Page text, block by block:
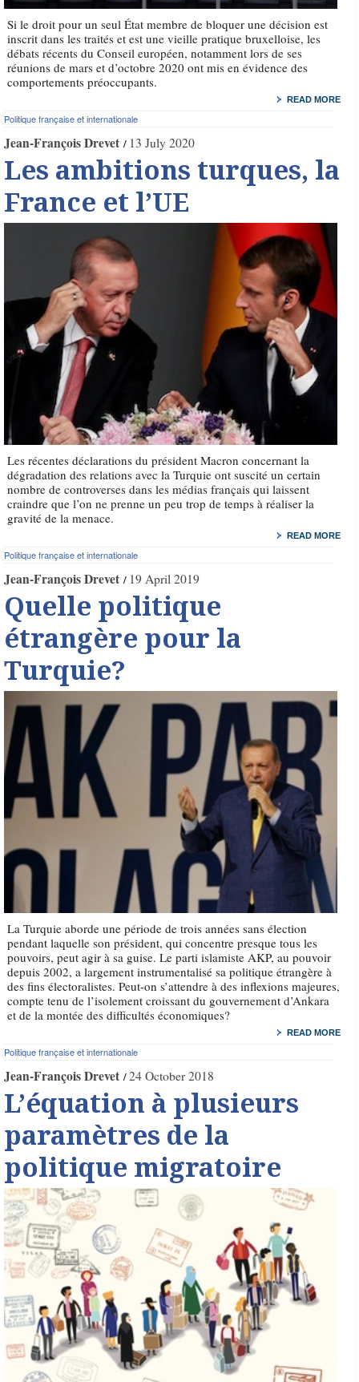
Si le droit pour un seul État membre de bloquer une décision est
inscrit dans les traités et est une vieille pratique bruxelloise, les
débats récents du Conseil européen, notamment lors de ses
réunions de mars et d’octobre 2020 ont mis en évidence des
comportements préoccupants.
READ MORE
Politique française et internationale
Jean-François Drevet 13 July 2020
Les ambitions turques, la
France et l’UE
Les récentes déclarations du président Macron concernant la
dégradation des relations avec la Turquie ont suscité un certain
nombre de controverses dans les médias français qui laissent
craindre que l’on ne prenne un peu trop de temps à réaliser la
gravité de la menace.
READ MORE
Politique française et internationale
Jean-François Drevet 19 April 2019
Quelle politique
étrangère pour la
Turquie?
La Turquie aborde une période de trois années sans élection
pendant laquelle son président, qui concentre presque tous les
pouvoirs, peut agir à sa guise. Le parti islamiste AKP, au pouvoir
depuis 2002, a largement instrumentalisé sa politique étrangère à
des fins électoralistes. Peut-on s’attendre à des inflexions majeures,
compte tenu de l’isolement croissant du gouvernement d’Ankara
et de la montée des difficultés économiques?
READ MORE
Politique française et internationale
Jean-François Drevet 24 October 2018
L’équation à plusieurs
paramètres de la
politique migratoire